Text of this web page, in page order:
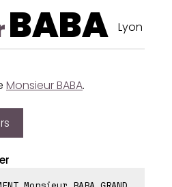
BABA Lyon
Monsieur BABA.
Monsieur BABA GRAND